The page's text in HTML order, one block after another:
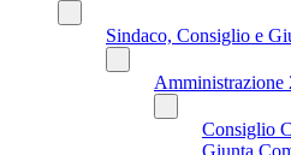
Sindaco, Consiglio e
Amministrazione
Consiglio
Giunta